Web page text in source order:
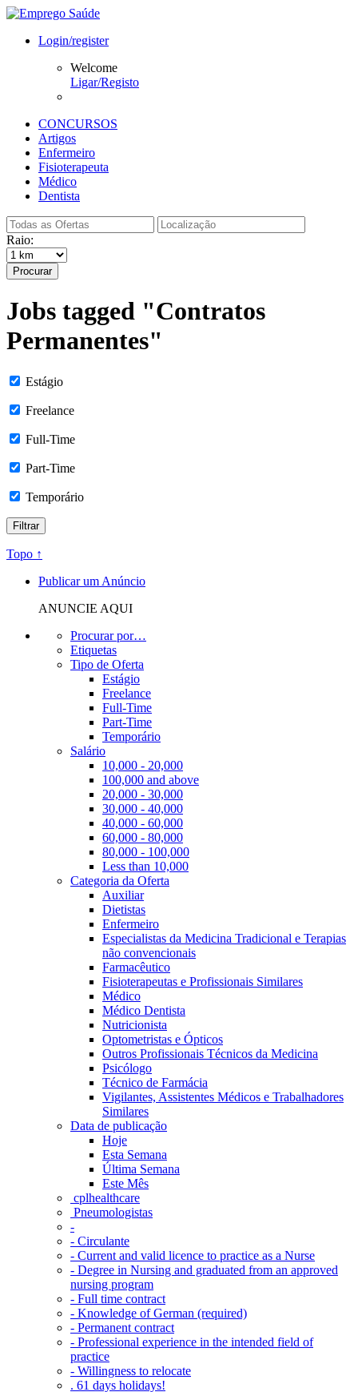
Login/register
Welcome
Ligar/Registo
CONCURSOS
Artigos
Enfermeiro
Fisioterapeuta
Médico
Dentista
Raio:
Procurar
Jobs tagged "Contratos
Permanentes"
Estágio
Freelance
Full-Time
Part-Time
Temporário
Topo ↑
Publicar um Anúncio
ANUNCIE AQUI
Procurar por…
Etiquetas
Tipo de Oferta
Estágio
Freelance
Full-Time
Part-Time
Temporário
Salário
10,000 - 20,000
100,000 and above
20,000 - 30,000
30,000 - 40,000
40,000 - 60,000
60,000 - 80,000
80,000 - 100,000
Less than 10,000
Categoria da Oferta
Auxiliar
Dietistas
Enfermeiro
Especialistas da Medicina Tradicional e Terapias
não convencionais
Farmacêutico
Fisioterapeutas e Profissionais Similares
Médico
Médico Dentista
Nutricionista
Optometristas e Ópticos
Outros Profissionais Técnicos da Medicina
Psicólogo
Técnico de Farmácia
Vigilantes, Assistentes Médicos e Trabalhadores
Similares
Data de publicação
Hoje
Esta Semana
Última Semana
Este Mês
‎ cplhealthcare‬
Pneumologistas
-
- Circulante
- Current and valid licence to practice as a Nurse
- Degree in Nursing and graduated from an approved
nursing program
- Full time contract
- Knowledge of German (required)
- Permanent contract
- Professional experience in the intended field of
practice
- Willingness to relocate
. 61 days holidays!